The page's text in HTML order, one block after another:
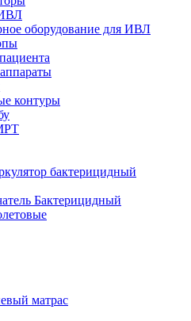
оборудование для ИВЛ
контуры
бактерицидный
Бактерицидный
матрас